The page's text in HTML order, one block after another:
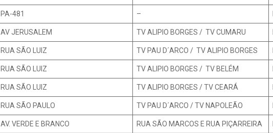
PA-481 –
AV JERUSALEM TV ALIPIO BORGES / TV CUMARU
RUA SÃO LUIZ TV PAU D´ARCO / TV ALIPIO BORGES
RUA SÃO LUIZ TV ALIPIO BORGES / TV BELÉM
RUA SÃO LUIZ TV ALIPIO BORGES / TV CEARÁ
RUA SÃO PAULO TV PAU D´ARCO / TV NAPOLEÃO
AV. VERDE E BRANCO RUA SÃO MARCOS E RUA PIÇARREIRA